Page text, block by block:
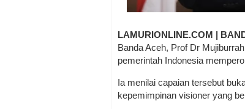
LAMURIONLINE.COM |
Banda Aceh, Prof Dr
pemerintah Indonesia
Ia menilai capaian tersebut
kepemimpinan visioner yang